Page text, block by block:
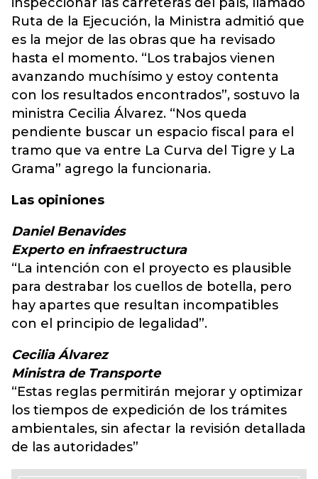
Ruta de la Ejecución, la Ministra admitió que
es la mejor de las obras que ha revisado
hasta el momento. “Los trabajos vienen
avanzando muchísimo y estoy contenta
con los resultados encontrados”, sostuvo la
ministra Cecilia Álvarez. “Nos queda
pendiente buscar un espacio fiscal para el
tramo que va entre La Curva del Tigre y La
Grama” agrego la funcionaria.
Las opiniones
Daniel Benavides
Experto en infraestructura
“La intención con el proyecto es plausible
para destrabar los cuellos de botella, pero
hay apartes que resultan incompatibles
con el principio de legalidad”.
Cecilia Álvarez
Ministra de Transporte
“Estas reglas permitirán mejorar y optimizar
los tiempos de expedición de los trámites
ambientales, sin afectar la revisión detallada
de las autoridades”